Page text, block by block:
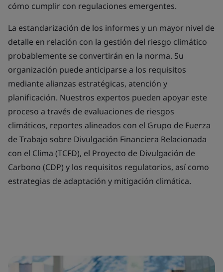
cómo cumplir con regulaciones emergentes.
La estandarización de los informes y un mayor nivel de
detalle en relación con la gestión del riesgo climático
probablemente se convertirán en la norma. Su
organización puede anticiparse a los requisitos
mediante alianzas estratégicas, atención y
planificación. Nuestros expertos pueden apoyar este
proceso a través de evaluaciones de riesgos
climáticos, reportes alineados con el Grupo de Fuerza
de Trabajo sobre Divulgación Financiera Relacionada
con el Clima (TCFD), el Proyecto de Divulgación de
Carbono (CDP) y los requisitos regulatorios, así como
estrategias de adaptación y mitigación climática.